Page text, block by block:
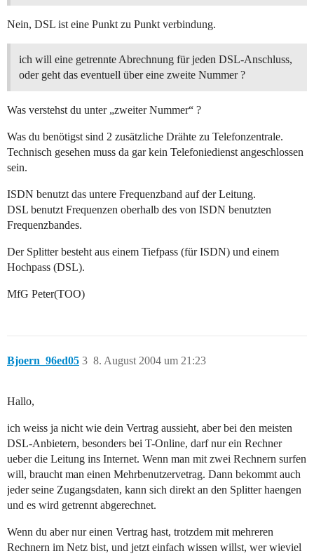
Nein, DSL ist eine Punkt zu Punkt verbindung.
ich will eine getrennte Abrechnung für jeden DSL-Anschluss,
oder geht das eventuell über eine zweite Nummer ?
Was verstehst du unter „zweiter Nummer“ ?
Was du benötigst sind 2 zusätzliche Drähte zu Telefonzentrale.
Technisch gesehen muss da gar kein Telefoniedienst angeschlossen
sein.
ISDN benutzt das untere Frequenzband auf der Leitung.
DSL benutzt Frequenzen oberhalb des von ISDN benutzten
Frequenzbandes.
Der Splitter besteht aus einem Tiefpass (für ISDN) und einem
Hochpass (DSL).
MfG Peter(TOO)
Bjoern_96ed05 8. August 2004 um 21:23
3
Hallo,
ich weiss ja nicht wie dein Vertrag aussieht, aber bei den meisten
DSL-Anbietern, besonders bei T-Online, darf nur ein Rechner
ueber die Leitung ins Internet. Wenn man mit zwei Rechnern surfen
will, braucht man einen Mehrbenutzervetrag. Dann bekommt auch
jeder seine Zugangsdaten, kann sich direkt an den Splitter haengen
und es wird getrennt abgerechnet.
Wenn du aber nur einen Vertrag hast, trotzdem mit mehreren
Rechnern im Netz bist, und jetzt einfach wissen willst, wer wieviel